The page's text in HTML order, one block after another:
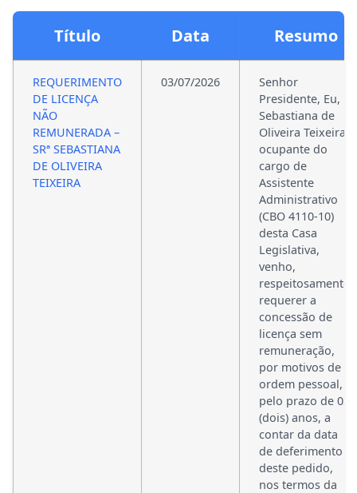
Título Data Resumo
REQUERIMENTO
DE LICENÇA
NÃO
REMUNERADA –
SRª SEBASTIANA
DE OLIVEIRA
TEIXEIRA
03/07/2026
Senhor
Presidente, Eu,
Sebastiana de
Oliveira Teixeira,
ocupante do
cargo de
Assistente
Administrativo
(CBO 4110-10)
desta Casa
Legislativa,
venho,
respeitosamente,
requerer a
concessão de
licença sem
remuneração,
por motivos de
ordem pessoal,
pelo prazo de 02
(dois) anos, a
contar da data
de deferimento
deste pedido,
nos termos da